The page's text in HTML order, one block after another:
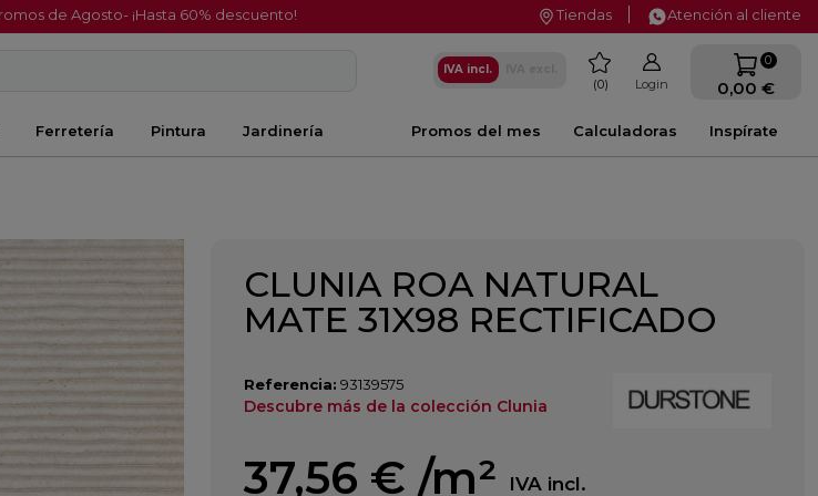
de Agosto- ¡Hasta 60% descuento! Tiendas Atención al cliente
IVA incl. favorite
0 Login
0
0,00 €
Ferretería Pintura Jardinería Inspírate
Calculadoras
Promos del mes
CLUNIA ROA NATURAL
MATE 31X98 RECTIFICADO
Referencia: 93139575
Descubre más de la colección Clunia
37,56 € /m² IVA incl.